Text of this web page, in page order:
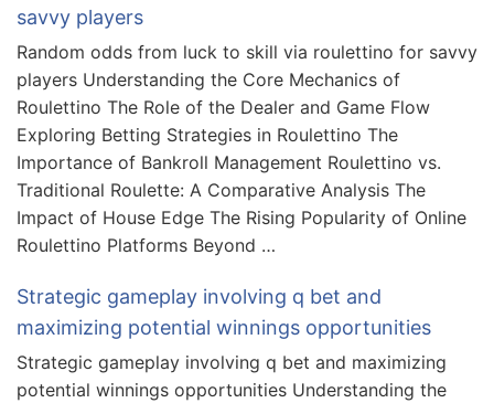
savvy players
Random odds from luck to skill via roulettino for savvy
players Understanding the Core Mechanics of
Roulettino The Role of the Dealer and Game Flow
Exploring Betting Strategies in Roulettino The
Importance of Bankroll Management Roulettino vs.
Traditional Roulette: A Comparative Analysis The
Impact of House Edge The Rising Popularity of Online
Roulettino Platforms Beyond …
Strategic gameplay involving q bet and
maximizing potential winnings opportunities
Strategic gameplay involving q bet and maximizing
potential winnings opportunities Understanding the